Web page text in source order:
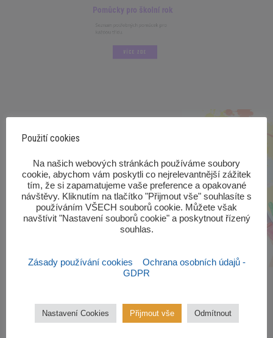
Seznam potřebných pomůcek pro
každou třídu.
VÍCE ZDE
Použití cookies
‎Na našich webových stránkách používáme soubory
cookie, abychom vám poskytli co nejrelevantnější zážitek
tím, že si zapamatujeme vaše preference a opakované
návštěvy. Kliknutím na tlačítko "Přijmout vše" souhlasíte s
používáním VŠECH souborů cookie. Můžete však
navštívit "Nastavení souborů cookie" a poskytnout řízený
souhlas.‎
Zásady používání cookies
Ochrana osobních údajů -
GDPR
Nastavení Cookies Přijmout vše Odmítnout